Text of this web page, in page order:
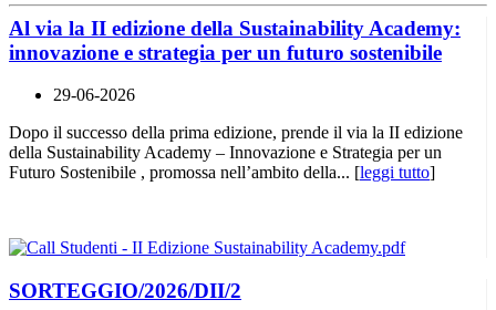
Al via la II edizione della Sustainability Academy:
innovazione e strategia per un futuro sostenibile
29-06-2026
Dopo il successo della prima edizione, prende il via la II edizione
della Sustainability Academy – Innovazione e Strategia per un
Futuro Sostenibile , promossa nell’ambito della... [leggi tutto]
SORTEGGIO/2026/DII/2